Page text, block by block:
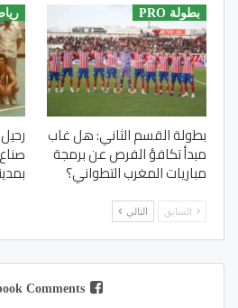
بطولة PRO
بطولة القسم الثاني: هل غاب
مبدأ تكافؤ الفرص عن برمجة
مباريات المغرب التطواني؟
السابق التالي
Comments